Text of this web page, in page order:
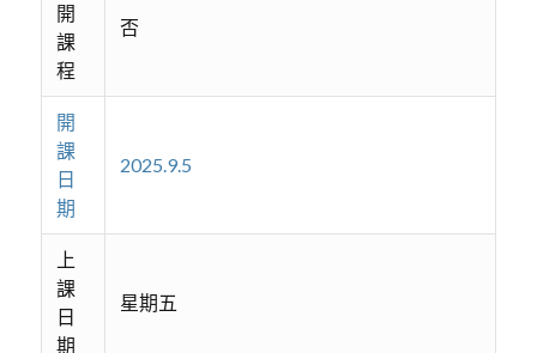
開
課
程
否
開
課
日
期
2025.9.5
上
課
日
期
星期五